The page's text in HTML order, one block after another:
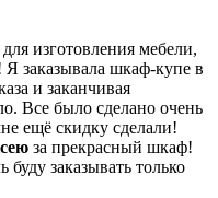
изготовления мебели,
заказывала шкаф-купе в
и заканчивая
Все было сделано очень
ещё скидку сделали!
за прекрасный шкаф!
заказывать только